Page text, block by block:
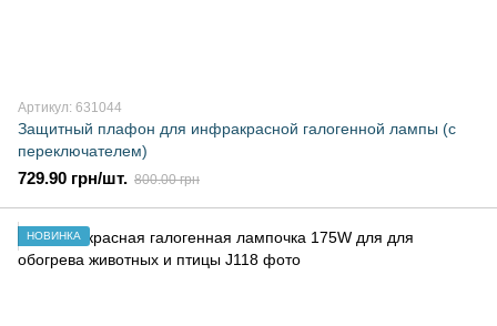
Артикул: 631044
Защитный плафон для инфракрасной галогенной лампы (с
переключателем)
729.90 грн/шт. 800.00 грн
НОВИНКА